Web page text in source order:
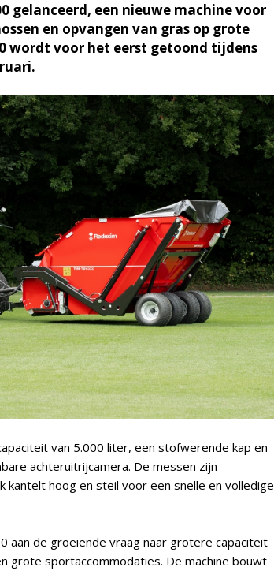
gelanceerd, een nieuwe machine voor
en opvangen van gras op grote
wordt voor het eerst getoond tijdens
van 5.000 liter, een stofwerende kap en
achteruitrijcamera. De messen zijn
kantelt hoog en steil voor een snelle en volledige
aan de groeiende vraag naar grotere capaciteit
grote sportaccommodaties. De machine bouwt